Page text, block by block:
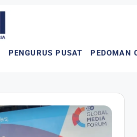
PENGURUS PUSAT PEDOMAN